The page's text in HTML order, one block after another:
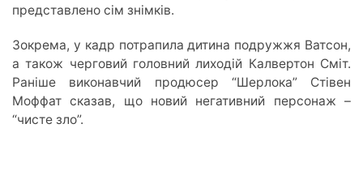
представлено сім знімків.
Зокрема, у кадр потрапила дитина подружжя Ватсон,
а також черговий головний лиходій Калвертон Сміт.
Раніше виконавчий продюсер “Шерлока” Стівен
Моффат сказав, що новий негативний персонаж –
“чисте зло”.